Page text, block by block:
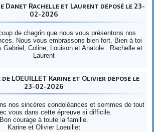
Danet Rachelle et Laurent déposé le 23-
02-2026
de chagrin que nous vous présentons nos
Nous vous embrassons bien fort. Bien à toi
Gabriel, Coline, Louison et Anatole . Rachelle et
Laurent
LOEUILLET Karine et Olivier déposé le
23-02-2026
nos sincères condoléances et sommes de tout
vous dans cette épreuve si difficile.
Bon courage à toute la famille.
Karine et Olivier Loeuillet